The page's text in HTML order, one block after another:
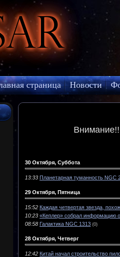
страница Новости
онлайн
30 Октября, Суббота
13:33 Планетарная туманность NGC
29 Октября, Пятница
15:52 Каждая четвертая звезда,
10:23 «Кеплер» собрал информацию
08:58 Галактика NGC 1313 (0)
28 Октября, Четверг
12:42 Китай начал строительство